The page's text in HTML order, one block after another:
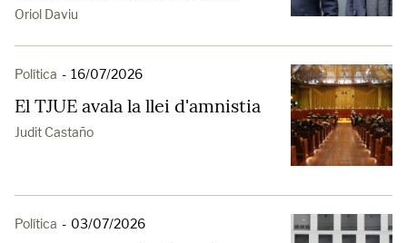
Oriol Daviu
Política - 16/07/2026
El TJUE avala la llei d'amnistia
Judit Castaño
Política - 03/07/2026